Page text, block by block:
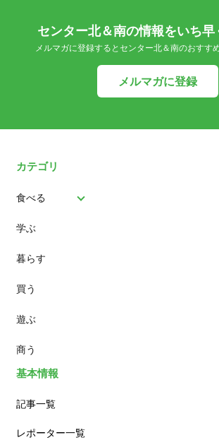
センター北＆南の情報をいち早
メルマガに登録するとセンター北＆南のおすす
メルマガに登録
カテゴリ
食べる
パン
スイーツ
ランチ
カフェ
学ぶ
暮らす
買う
遊ぶ
商う
基本情報
記事一覧
レポーター一覧